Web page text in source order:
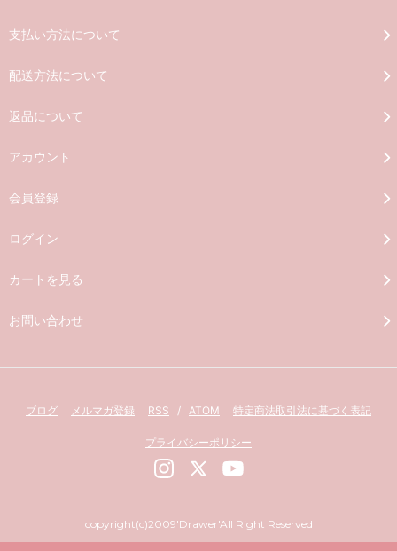
支払い方法について
配送方法について
返品について
アカウント
会員登録
ログイン
カートを見る
お問い合わせ
ブログ メルマガ登録 RSS / ATOM 特定商法取引法に基づく表記
プライバシーポリシー
copyright(c)2009'Drawer'All Right Reserved